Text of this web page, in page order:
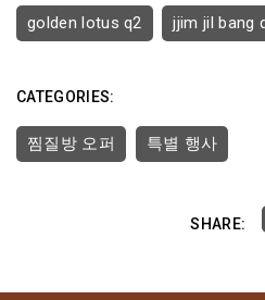
golden lotus q2 jjim jil bang
CATEGORIES:
찜질방 오퍼 특별 행사
SHARE: